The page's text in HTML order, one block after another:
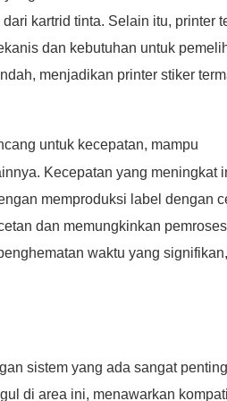
kartrid tinta. Selain itu, printer
dan kebutuhan untuk
menjadikan printer stiker
untuk kecepatan, mampu
Kecepatan yang meningkat
memproduksi label dengan
dan memungkinkan
waktu yang
sistem yang ada sangat
di area ini, menawarkan